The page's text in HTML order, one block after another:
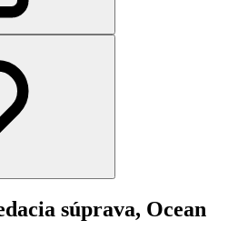
súprava, Ocean